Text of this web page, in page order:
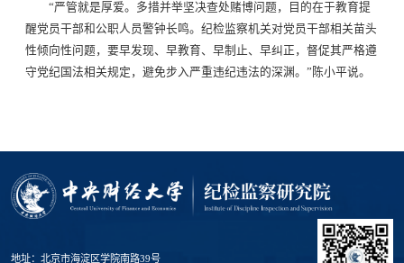
“严管就是厚爱。多措并举坚决查处赌博问题，目的在于教育提
醒党员干部和公职人员警钟长鸣。纪检监察机关对党员干部相关苗头
性倾向性问题，要早发现、早教育、早制止、早纠正，督促其严格遵
守党纪国法相关规定，避免步入严重违纪违法的深渊。”陈小平说。
地址：北京市海淀区学院南路39号